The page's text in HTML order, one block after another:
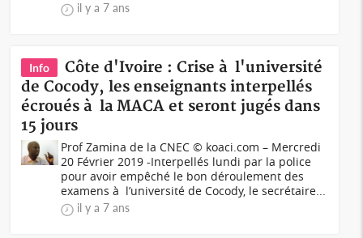
il y a 7 ans
Info
Côte d'Ivoire : Crise à l'université
de Cocody, les enseignants interpellés
écroués à la MACA et seront jugés dans
15 jours
Prof Zamina de la CNEC © koaci.com – Mercredi
20 Février 2019 -Interpellés lundi par la police
pour avoir empêché le bon déroulement des
examens à l’université de Cocody, le secrétaire...
il y a 7 ans